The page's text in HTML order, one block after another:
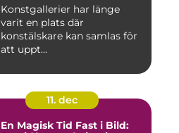
Konstgallerier har länge
varit en plats där
konstälskare kan samlas för
att uppt...
11. dec
En Magisk Tid Fast i Bild: